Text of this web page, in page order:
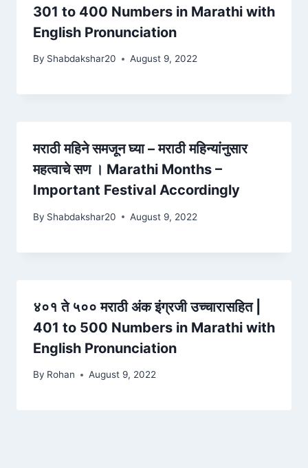
301 to 400 Numbers in Marathi with
English Pronunciation
By Shabdakshar20 August 9, 2022
मराठी महिने समजून घ्या – मराठी महिन्यांनुसार
महत्वाचे सण । Marathi Months –
Important Festival Accordingly
By Shabdakshar20 August 9, 2022
४०१ ते ५०० मराठी अंक इंग्रजी उच्चारासहित |
401 to 500 Numbers in Marathi with
English Pronunciation
By Rohan August 9, 2022